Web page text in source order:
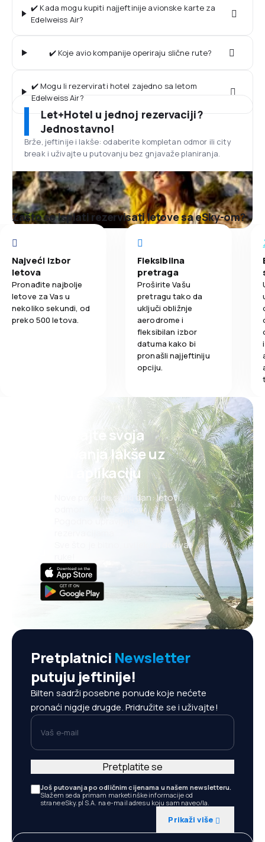
✔️ Kada mogu kupiti najjeftinije avionske karte za
Edelweiss Air?
✔️ Koje avio kompanije operiraju slične rute?
✔️ Mogu li rezervirati hotel zajedno sa letom
Edelweiss Air?
Let+Hotel u jednoj rezervaciji?
Jednostavno!
Brže, jeftinije i lakše: odaberite kompletan odmor ili city
break i uživajte u putovanju bez gnjavaže planiranja.
Zašto se isplati rezervisati letove sa eSky-om?
Najveći izbor
letova
Pronađite najbolje
letove za Vas u
nekoliko sekundi, od
preko 500 letova.
Fleksibilna
pretraga
Proširite Vašu
pretragu tako da
uključi obližnje
aerodrome i
fleksibilan izbor
datuma kako bi
pronašli najjeftiniju
opciju.
Planirajte svoja
putovanja lakše uz
našu aplikaciju
Nove ponude svaki dan: letovi,
odmori, city break-ovi
Sve što je bitno, uvijek na dohvat
Pretplatnici Newsletter
putuju jeftinije!
Bilten sadrži posebne ponude koje nećete
pronaći nigdje drugde. Pridružite se i uživajte!
Vaš e-mail
Još putovanja po odličnim cijenama u našem newsletteru.
Slažem se da primam marketinške informacije od
strane eSky.pl S.A. na e-mail adresu koju sam naveo/la.
Prikaži više
Pretplatite se